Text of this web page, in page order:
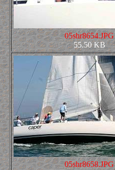
05shr8654.JPG
55.50 KB
05shr8658.JPG